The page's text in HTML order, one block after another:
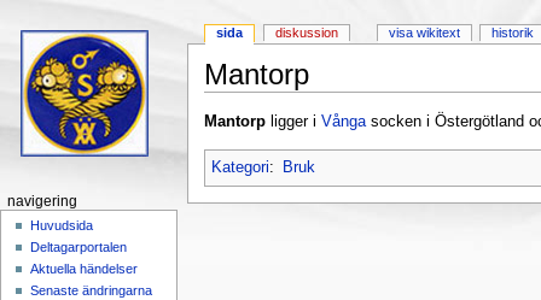
Mantorp
Mantorpligger i Vångasocken i Östergötland
Kategori: Bruk
sida diskussion visa wikitext historik
navigering
Huvudsida
Deltagarportalen
Aktuella händelser
Senaste ändringarna